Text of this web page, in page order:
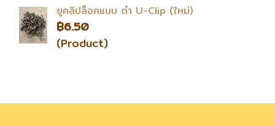
ยูคลิปล็อคแบบ ดำ U-Clip (ใหม่)
฿6.50
(Product)